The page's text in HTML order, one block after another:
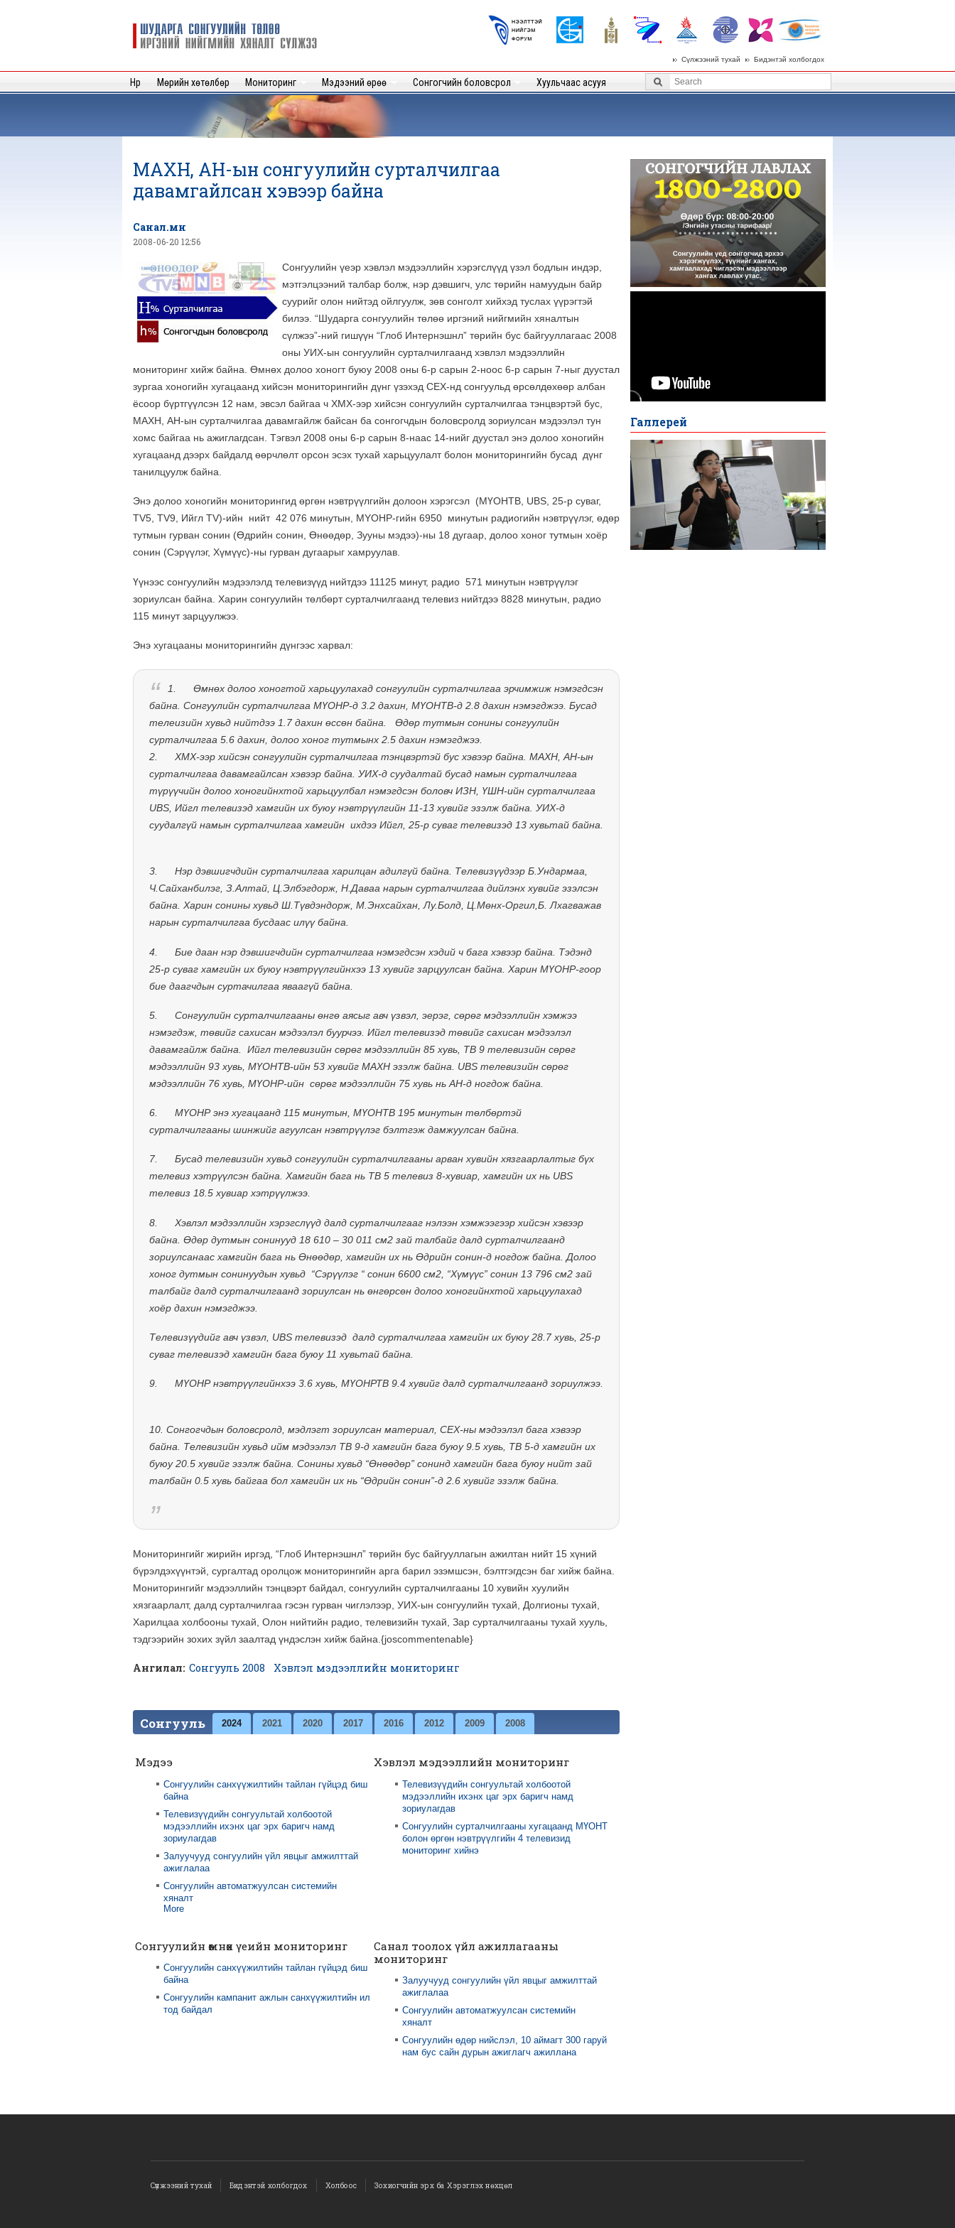
Шударга
сонгуулийн
нийгмийн
хяналт
Logos
Бидэнтэй холбогдох
Сүлжээний тухай
Нүүр Мөрийн хөтөлбөр Мониторинг Мэдээний өрөө Сонгогчийн боловсрол Хуульчаас асууя
Search form
МАХН, АН-ын сонгуулийн сурталчилгаа
давамгайлсан хэвээр байна
Санал.мн
2008-06-20 12:56
Сонгуулийн үеэр хэвлэл мэдээллийн хэрэгслүүд үзэл бодлын индэр,
мэтгэлцээний талбар болж, нэр дэвшигч, улс төрийн намуудын байр
суурийг олон нийтэд ойлгуулж, зөв сонголт хийхэд туслах үүрэгтэй
билээ. “Шударга сонгуулийн төлөө иргэний нийгмийн хяналтын
сүлжээ”-ний гишүүн “Глоб Интернэшнл” төрийн бус байгууллагаас 2008
оны УИХ-ын сонгуулийн сурталчилгаанд хэвлэл мэдээллийн
мониторинг хийж байна. Өмнөх долоо хоногт буюу 2008 оны 6-р сарын 2-ноос 6-р сарын 7-ныг дуустал
зургаа хоногийн хугацаанд хийсэн мониторингийн дүнг үзэхэд СЕХ-нд сонгуульд өрсөлдөхөөр албан
ёсоор бүртгүүлсэн 12 нам, эвсэл байгаа ч ХМХ-ээр хийсэн сонгуулийн сурталчилгаа тэнцвэртэй бус,
МАХН, АН-ын сурталчилгаа давамгайлж байсан ба сонгогчдын боловсролд зориулсан мэдээлэл тун
хомс байгаа нь ажиглагдсан. Тэгвэл 2008 оны 6-р сарын 8-наас 14-нийг дуустал энэ долоо хоногийн
хугацаанд дээрх байдалд өөрчлөлт орсон эсэх тухай харьцуулалт болон мониторингийн бусад
дүнг
танилцуулж байна.
Энэ долоо хоногийн мониторингид өргөн нэвтрүүлгийн долоон хэрэгсэл (МҮОНТВ, UBS, 25-р суваг,
TV5, TV9, Ийгл TV)-ийн
нийт 42 076 минутын, MYОНP-гийн 6950 минутын радиогийн нэвтрүүлэг, өдөр
тутмын гурван сонин (Өдрийн сонин, Өнөөдөр, Зууны мэдээ)-ны 18 дугаар, долоо хоног тутмын хоёр
сонин (Сэрүүлэг, Хүмүүс)-ны гурван дугаарыг хамруулав.
Үүнээс сонгуулийн мэдээлэлд телевизүүд нийтдээ 11125 минут, радио 571 минутын нэвтрүүлэг
зориулсан байна. Харин сонгуулийн төлбөрт сурталчилгаанд телевиз нийтдээ 8828 минутын, радио
115 минут зарцуулжээ.
Энэ хугацааны мониторингийн дүнгээс харвал:
1.
Өмнөх долоо хоногтой харьцуулахад сонгуулийн сурталчилгаа эрчимжиж нэмэгдсэн
байна. Сонгуулийн сурталчилгаа МҮОНР-д 3.2 дахин, МҮОНТВ-д 2.8 дахин нэмэгджээ. Бусад
телеизийн хувьд нийтдээ 1.7 дахин өссөн байна.
Өдөр тутмын сонины сонгуулийн
сурталчилгаа 5.6 дахин, долоо хоног тутмынх 2.5 дахин нэмэгджээ.
2.
ХМХ-ээр хийсэн сонгуулийн сурталчилгаа тэнцвэртэй бус хэвээр байна. МАХН, АН-ын
сурталчилгаа давамгайлсан хэвээр байна. УИХ-д суудалтай бусад намын сурталчилгаа
түрүүчийн долоо хоногийнхтой харьцуулбал нэмэгдсэн боловч ИЗН, ҮШН-ийн сурталчилгаа
UBS, Ийгл телевизэд хамгийн их буюу нэвтрүүлгийн 11-13 хувийг эзэлж байна. УИХ-д
суудалгүй намын сурталчилгаа хамгийн ихдээ Ийгл, 25-р суваг телевизэд 13 хувьтай байна.
3.
Нэр дэвшигчдийн сурталчилгаа харилцан адилгүй байна. Телевизүүдээр Б.Ундармаа,
Ч.Сайханбилэг, З.Алтай, Ц.Элбэгдорж, Н.Даваа нарын сурталчилгаа дийлэнх хувийг эзэлсэн
байна. Харин сонины хувьд Ш.Түвдэндорж, М.Энхсайхан, Лу.Болд, Ц.Мөнх-Оргил,Б. Лхагважав
нарын сурталчилгаа бусдаас илүү байна.
4.
Бие даан нэр дэвшигчдийн сурталчилгаа нэмэгдсэн хэдий ч бага хэвээр байна. Тэдэнд
25-р суваг хамгийн их буюу нэвтрүүлгийнхээ 13 хувийг зарцуулсан байна. Харин МҮОНР-гоор
бие даагчдын суртачилгаа яваагүй байна.
5.
Сонгуулийн сурталчилгааны өнгө аясыг авч үзвэл, эерэг, сөрөг мэдээллийн хэмжээ
нэмэгдэж, төвийг сахисан мэдээлэл буурчээ. Ийгл телевизэд төвийг сахисан мэдээлэл
давамгайлж байна.
Ийгл телевизийн сөрөг мэдээллийн 85 хувь, ТВ 9 телевизийн сөрөг
мэдээллийн 93 хувь, МҮОНТВ-ийн 53 хувийг МАХН эзэлж байна. UBS телевизийн сөрөг
мэдээллийн 76 хувь, МҮОНР-ийн сөрөг мэдээллийн 75 хувь нь АН-д ногдож байна.
6.
МҮОНР энэ хугацаанд 115 минутын, МҮОНТВ 195 минутын төлбөртэй
сурталчилгааны шинжийг агуулсан нэвтрүүлэг бэлтгэж дамжуулсан байна.
7.
Бусад телевизийн хувьд сонгуулийн сурталчилгааны арван хувийн хязгаарлалтыг бүх
телевиз хэтрүүлсэн байна. Хамгийн бага нь ТВ 5 телевиз 8-хувиар, хамгийн их нь UBS
телевиз 18.5 хувиар хэтрүүлжээ.
8.
Хэвлэл мэдээллийн хэрэгслүүд далд сурталчилгааг нэлээн хэмжээгээр хийсэн хэвээр
байна. Өдөр дутмын сонинууд 18 610 – 30 011 см2 зай талбайг далд сурталчилгаанд
зориулсанаас хамгийн бага нь Өнөөдөр, хамгийн их нь Өдрийн сонин-д ногдож байна. Долоо
хоног дутмын сонинуудын хувьд “Сэрүүлэг “ сонин 6600 см2, “Хүмүүс” сонин 13 796 см2 зай
талбайг далд сурталчилгаанд зориулсан нь өнгөрсөн долоо хоногийнхтой харьцуулахад
хоёр дахин нэмэгджээ.
Телевизүүдийг авч үзвэл, UBS телевизэд далд сурталчилгаа хамгийн их буюу 28.7 хувь, 25-р
суваг телевизэд хамгийн бага буюу 11 хувьтай байна.
9. МҮОНР нэвтрүүлгийнхээ 3.6 хувь, МҮОНРТВ 9.4 хувийг далд сурталчилгаанд зориулжээ.
10. Сонгогчдын боловсролд, мэдлэгт зориулсан материал, СЕХ-ны мэдээлэл бага хэвээр
байна. Телевизийн хувьд ийм мэдээлэл ТВ 9-д хамгийн бага буюу 9.5 хувь, ТВ 5-д хамгийн их
буюу 20.5 хувийг эзэлж байна. Сонины хувьд “Өнөөдөр” сонинд хамгийн бага буюу нийт зай
талбайн 0.5 хувь байгаа бол хамгийн их нь “Өдрийн сонин”-д 2.6 хувийг эзэлж байна.
Мониторингийг жирийн иргэд, “Глоб Интернэшнл” төрийн бус байгууллагын ажилтан нийт 15 хүний
бүрэлдэхүүнтэй, сургалтад оролцож мониторингийн арга барил эзэмшсэн, бэлтгэгдсэн баг хийж байна.
Мониторингийг мэдээллийн тэнцвэрт байдал, сонгуулийн сурталчилгааны 10 хувийн хуулийн
хязгаарлалт, далд сурталчилгаа гэсэн гурван чиглэлээр, УИХ-ын сонгуулийн тухай, Долгионы тухай,
Харилцаа холбооны тухай, Олон нийтийн радио, телевизийн тухай, Зар сурталчилгааны тухай хууль,
тэдгээрийн зохих зүйл заалтад үндэслэн хийж байна.{joscommentenable}
Ангилал: Сонгууль 2008 Хэвлэл мэдээллийн мониторинг
Сонгууль 2024 2021 2020 2017 2016 2012 2009 2008
Мэдээ
Сонгуулийн санхүүжилтийн тайлан гүйцэд биш
байна
Телевизүүдийн сонгуультай холбоотой
мэдээллийн ихэнх цаг эрх баригч намд
зориулагдав
Залуучууд сонгуулийн үйл явцыг амжилттай
ажиглалаа
Сонгуулийн автоматжуулсан системийн
хяналт
More
Хэвлэл мэдээллийн мониторинг
Телевизүүдийн сонгуультай холбоотой
мэдээллийн ихэнх цаг эрх баригч намд
зориулагдав
Сонгуулийн сурталчилгааны хугацаанд МҮОНТ
болон өргөн нэвтрүүлгийн 4 телевизид
мониторинг хийнэ
Сонгуулийн өмнөх үеийн мониторинг
Сонгуулийн санхүүжилтийн тайлан гүйцэд биш
байна
Сонгуулийн кампанит ажлын санхүүжилтийн ил
тод байдал
Санал тоолох үйл ажиллагааны
мониторинг
Залуучууд сонгуулийн үйл явцыг амжилттай
ажиглалаа
Сонгуулийн автоматжуулсан системийн
хяналт
Сонгуулийн өдөр нийслэл, 10 аймагт 300 гаруй
нам бус сайн дурын ажиглагч ажиллана
.
Галлерей
Сүлжээний тухай Бидэнтэй холбогдох Холбоос Зохиогчийн эрх ба Хэрэглэх нөхцөл